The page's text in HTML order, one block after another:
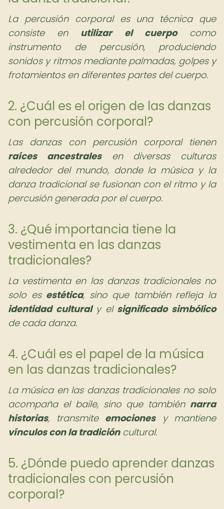
La percusión corporal es una técnica que
consiste en utilizar el cuerpocomo
instrumento de percusión, produciendo
sonidos y ritmos mediante palmadas, golpes y
frotamientos en diferentes partes del cuerpo.
2. ¿Cuál es el origen de las danzas
con percusión corporal?
Las danzas con percusión corporal tienen
raíces ancestralesen diversas culturas
alrededor del mundo, donde la música y la
danza tradicional se fusionan con el ritmo y la
percusión generada por el cuerpo.
3. ¿Qué importancia tiene la
vestimenta en las danzas
tradicionales?
La vestimenta en las danzas tradicionales no
solo es estética, sino que también refleja la
identidad culturaly el significado simbólico
de cada danza.
4. ¿Cuál es el papel de la música
en las danzas tradicionales?
La música en las danzas tradicionales no solo
acompaña el baile, sino que también narra
historias, transmite emocionesy mantiene
vínculos con la tradicióncultural.
5. ¿Dónde puedo aprender danzas
tradicionales con percusión
corporal?